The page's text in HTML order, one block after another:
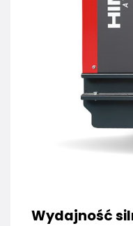
Wydajność